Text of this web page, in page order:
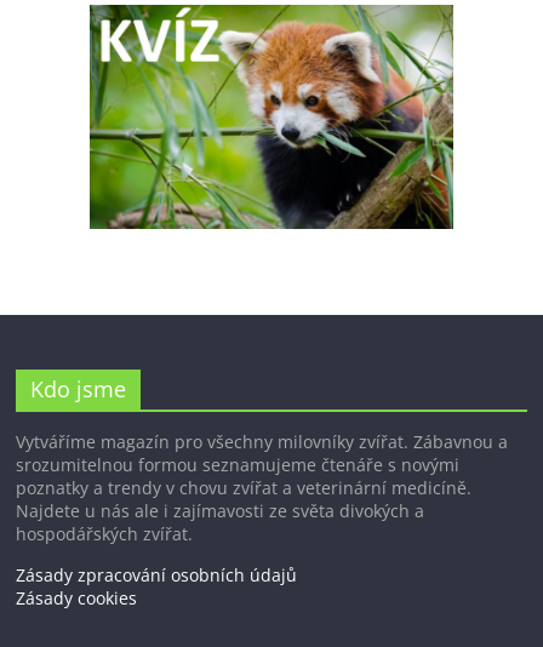
Kdo jsme
Vytváříme magazín pro všechny milovníky zvířat. Zábavnou a
srozumitelnou formou seznamujeme čtenáře s novými
poznatky a trendy v chovu zvířat a veterinární medicíně.
Najdete u nás ale i zajímavosti ze světa divokých a
hospodářských zvířat.
Zásady zpracování osobních údajů
Zásady cookies